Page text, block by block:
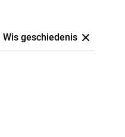
Wis geschiedenis